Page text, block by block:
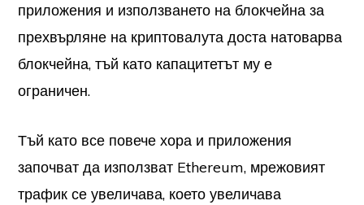
приложения и използването на блокчейна за
прехвърляне на криптовалута доста натоварва
блокчейна, тъй като капацитетът му е
ограничен.
Тъй като все повече хора и приложения
започват да използват Ethereum, мрежовият
трафик се увеличава, което увеличава